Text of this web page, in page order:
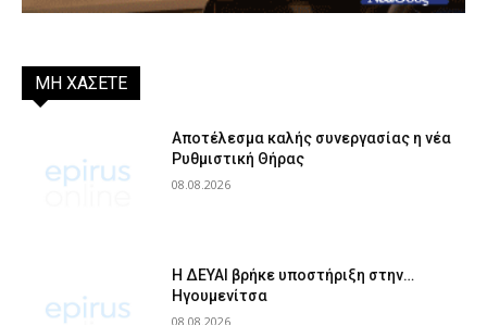
ΜΗ ΧΑΣΕΤΕ
Αποτέλεσμα καλής συνεργασίας η νέα
Ρυθμιστική Θήρας
08.08.2026
Η ΔΕΥΑΙ βρήκε υποστήριξη στην…
Ηγουμενίτσα
08.08.2026